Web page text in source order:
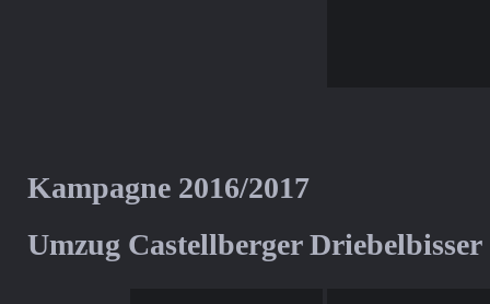
Kampagne 2016/2017
Umzug Castellberger